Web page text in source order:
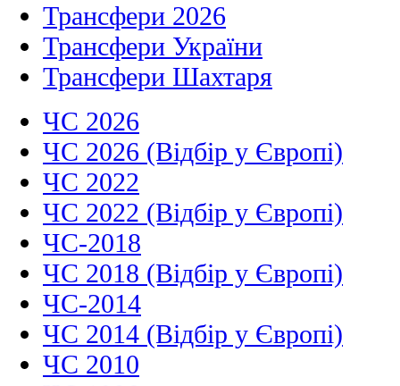
Трансфери 2026
Трансфери України
Трансфери Шахтаря
ЧС 2026
ЧС 2026 (Відбір у Європі)
ЧС 2022
ЧС 2022 (Відбір у Європі)
ЧС-2018
ЧС 2018 (Відбір у Європі)
ЧС-2014
ЧС 2014 (Відбір у Європі)
ЧС 2010